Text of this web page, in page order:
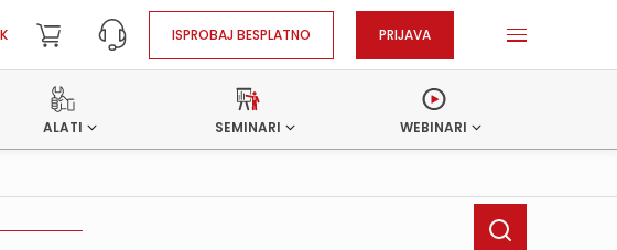
ISPROBAJ BESPLATNO PRIJAVA
ALATI SEMINARI WEBINARI